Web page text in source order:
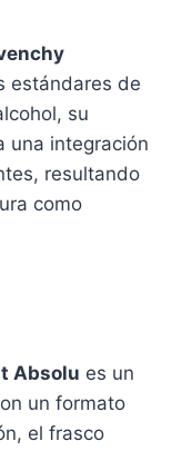
estándares de
su
una integración
resultando
como
Absolu es un
un formato
el frasco